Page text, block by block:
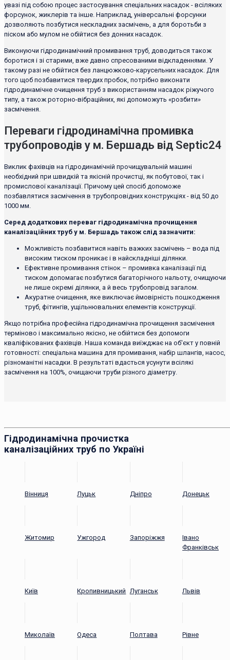
увазі під собою процес застосування спеціальних насадок - всіляких
форсунок, жиклерів та інше. Наприклад, універсальні форсунки
дозволяють позбутися нескладних засмічень, а для боротьби з
піском або мулом не обійтися без донних насадок.
Виконуючи гідродинамічний промивання труб, доводиться також
боротися і зі старими, вже давно спресованими відкладеннями. У
такому разі не обійтися без ланцюжково-карусельних насадок. Для
того щоб позбавитися твердих пробок, потрібно виконати
гідродинамічне очищення труб з використанням насадок ріжучого
типу, а також роторно-вібраційних, які допоможуть «розбити»
засмічення.
Переваги гідродинамічна промивка
трубопроводів у м. Бершадь від Septic24
Виклик фахівців на гідродинамічній прочищувальній машині
необхідний при швидкій та якісній прочистці, як побутової, так і
промислової каналізації. Причому цей спосіб допоможе
позбавлятися засмічення в трубопровідних конструкціях - від 50 до
1000 мм.
Серед додаткових переваг гідродинамічна прочищення
каналізаційних труб у м. Бершадь також слід зазначити:
Можливість позбавитися навіть важких засмічень – вода під
високим тиском проникає і в найскладніші ділянки.
Ефективне промивання стінок – промивка каналізації під
тиском допомагає позбутися багаторічного нальоту, очищуючи
не лише окремі ділянки, а й весь трубопровід загалом.
Акуратне очищення, яке виключає ймовірність пошкодження
труб, фітингів, ущільнювальних елементів конструкції.
Якщо потрібна професійна гідродинамічна прочищення засмічення
терміново і максимально якісно, ​​не обійтися без допомоги
кваліфікованих фахівців. Наша команда виїжджає на об'єкт у повній
готовності: спеціальна машина для промивання, набір шлангів, насос,
різноманітні насадки. В результаті вдасться усунути всілякі
засмічення на 100%, очищаючи труби різного діаметру.
Гідродинамічна прочистка
каналізаційних труб по Україні
Вінниця Луцьк Дніпро Донецьк
Житомир Ужгород Запоріжжя
Івано
Франківськ
Київ Кропивницький Луганськ Львів
Миколаїв Одеса Полтава Рівне